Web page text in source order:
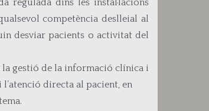
regulada dins les instal·lacions
competència deslleial al
desviar pacients o activitat del
la gestió de la informació clínica i
directa al pacient, en